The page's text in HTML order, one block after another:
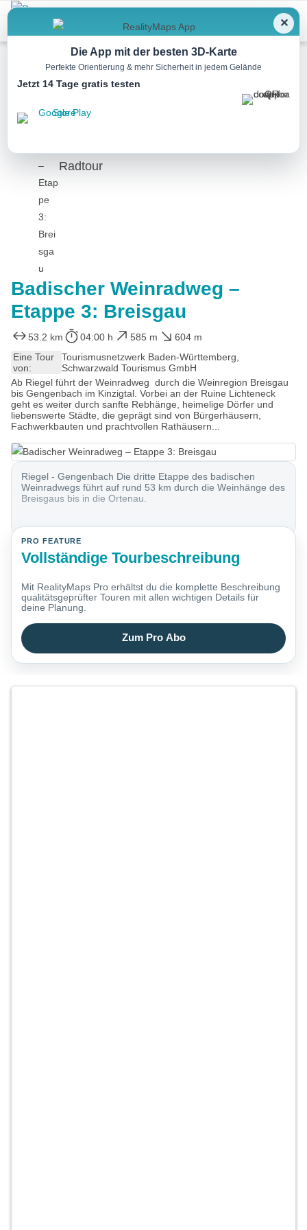
Menu
Radtour
Badischer Weinradweg –
Etappe 3: Breisgau
53.2 km 04:00 h 585 m
604 m
Eine Tour
von:
Tourismusnetzwerk Baden-Württemberg,
Schwarzwald Tourismus GmbH
Ab Riegel führt der Weinradweg durch die Weinregion Breisgau
bis Gengenbach im Kinzigtal. Vorbei an der Ruine Lichteneck
geht es weiter durch sanfte Rebhänge, heimelige Dörfer und
liebenswerte Städte, die geprägt sind von Bürgerhäusern,
Fachwerkbauten und prachtvollen Rathäusern...
Riegel - Gengenbach Die dritte Etappe des badischen
Weinradwegs führt auf rund 53 km durch die Weinhänge des
Breisgaus bis in die Ortenau.
PRO FEATURE
Vollständige Tourbeschreibung
Mit RealityMaps Pro erhältst du die komplette Beschreibung
qualitätsgeprüfter Touren mit allen wichtigen Details für
deine Planung.
Zum Pro Abo
✕
Die App mit der besten 3D-Karte
Perfekte Orientierung & mehr Sicherheit in jedem Gelände
Jetzt 14 Tage gratis testen